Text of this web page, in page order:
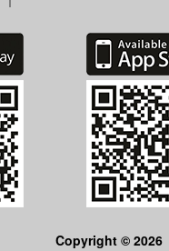
Copyright © 2026